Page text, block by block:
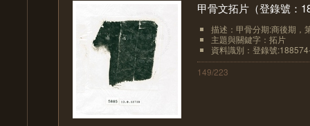
甲骨文拓片（登錄號：
描述：甲骨分期:商後期，
主題與關鍵字：拓片
資料識別：登錄號
149/223